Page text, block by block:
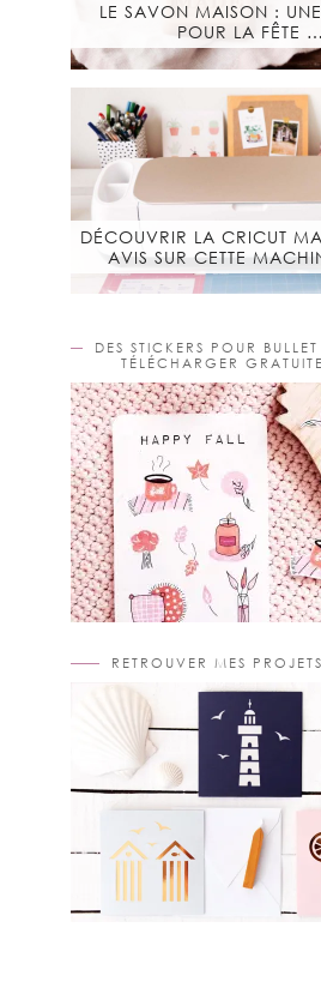
LE SAVON MAISON :
POUR LA FÊTE …
DÉCOUVRIR LA CRICUT
AVIS SUR CETTE
DES STICKERS POUR
TÉLÉCHARGER
RETROUVER MES